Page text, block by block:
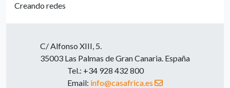
Creando redes
C/ Alfonso XIII, 5.
35003 Las Palmas de Gran Canaria. España
Tel.: +34 928 432 800
Email: info@casafrica.es